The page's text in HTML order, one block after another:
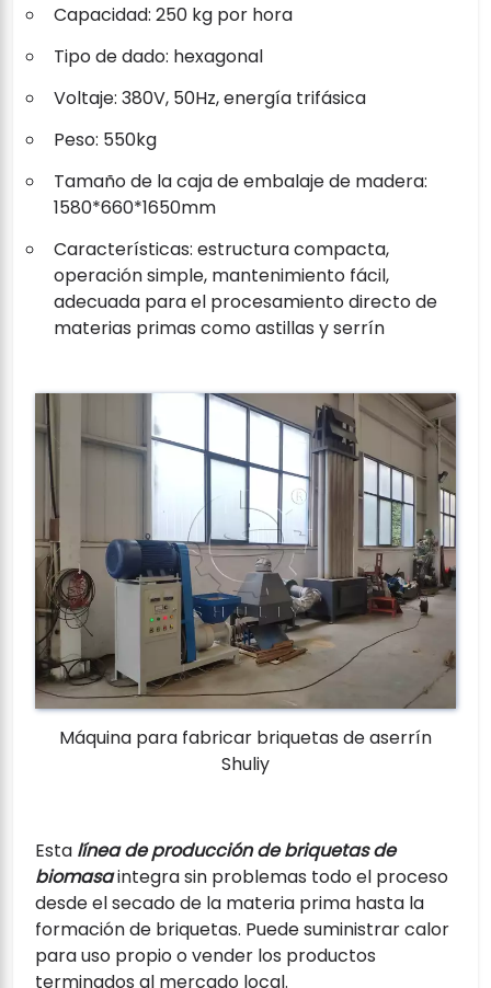
Capacidad: 250 kg por hora
Tipo de dado: hexagonal
Voltaje: 380V, 50Hz, energía trifásica
Peso: 550kg
Tamaño de la caja de embalaje de madera:
1580*660*1650mm
Características: estructura compacta,
operación simple, mantenimiento fácil,
adecuada para el procesamiento directo de
materias primas como astillas y serrín
Máquina para fabricar briquetas de aserrín
Shuliy
Esta línea de producción de briquetas de
biomasaintegra sin problemas todo el proceso
desde el secado de la materia prima hasta la
formación de briquetas. Puede suministrar calor
para uso propio o vender los productos
terminados al mercado local.